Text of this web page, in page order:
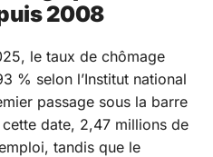
2008
le taux de chômage
% selon l’Institut national
passage sous la barre
date, 2,47 millions de
tandis que le